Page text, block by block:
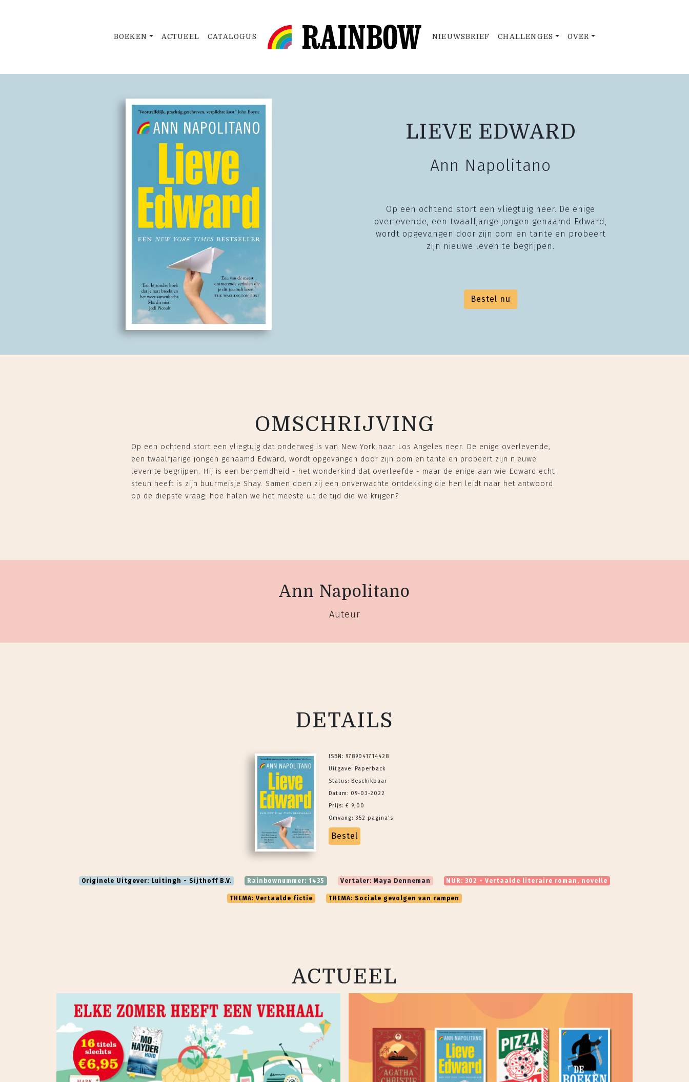
BOEKEN ACTUEEL CATALOGUS NIEUWSBRIEF CHALLENGES OVER
LIEVE EDWARD
Ann Napolitano
Op een ochtend stort een vliegtuig neer. De enige
overlevende, een twaalfjarige jongen genaamd Edward,
wordt opgevangen door zijn oom en tante en probeert
zijn nieuwe leven te begrijpen.
Bestel nu
OMSCHRIJVING
Op een ochtend stort een vliegtuig dat onderweg is van New York naar Los Angeles neer. De enige overlevende,
een twaalfjarige jongen genaamd Edward, wordt opgevangen door zijn oom en tante en probeert zijn nieuwe
leven te begrijpen. Hij is een beroemdheid - het wonderkind dat overleefde - maar de enige aan wie Edward echt
steun heeft is zijn buurmeisje Shay. Samen doen zij een onverwachte ontdekking die hen leidt naar het antwoord
op de diepste vraag: hoe halen we het meeste uit de tijd die we krijgen?
Ann Napolitano
Auteur
DETAILS
ISBN: 9789041714428
Uitgave: Paperback
Status: Beschikbaar
Datum: 09-03-2022
Prijs: € 9,00
Omvang: 352 pagina's
Bestel
Originele Uitgever: Luitingh - Sijthoff B.V. Rainbownummer: 1435 Vertaler: Maya Denneman NUR: 302 - Vertaalde literaire roman, novelle
THEMA: Vertaalde fictie THEMA: Sociale gevolgen van rampen
ACTUEEL